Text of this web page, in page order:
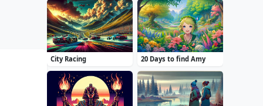
City Racing 20 Days to find Amy